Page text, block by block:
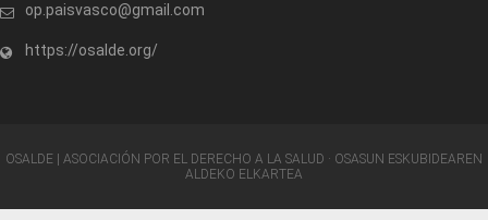
op.paisvasco@gmail.com
https://osalde.org/
OSALDE | ASOCIACIÓN POR EL DERECHO A LA SALUD · OSASUN ESKUBIDEAREN
ALDEKO ELKARTEA